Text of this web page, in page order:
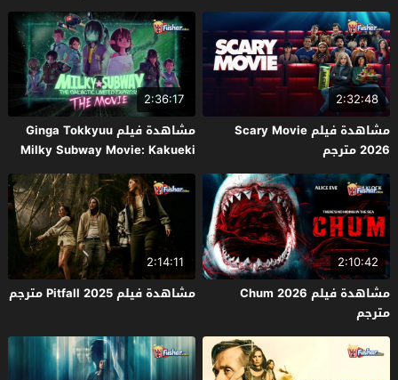
2:32:48
مشاهدة فيلم Scary Movie
2026 مترجم
2:36:17
مشاهدة فيلم Ginga Tokkyuu
Milky Subway Movie: Kakueki
Teisha Gekijou Yuki 2026 مترجم
2:10:42
مشاهدة فيلم Chum 2026
مترجم
2:14:11
مشاهدة فيلم Pitfall 2025 مترجم